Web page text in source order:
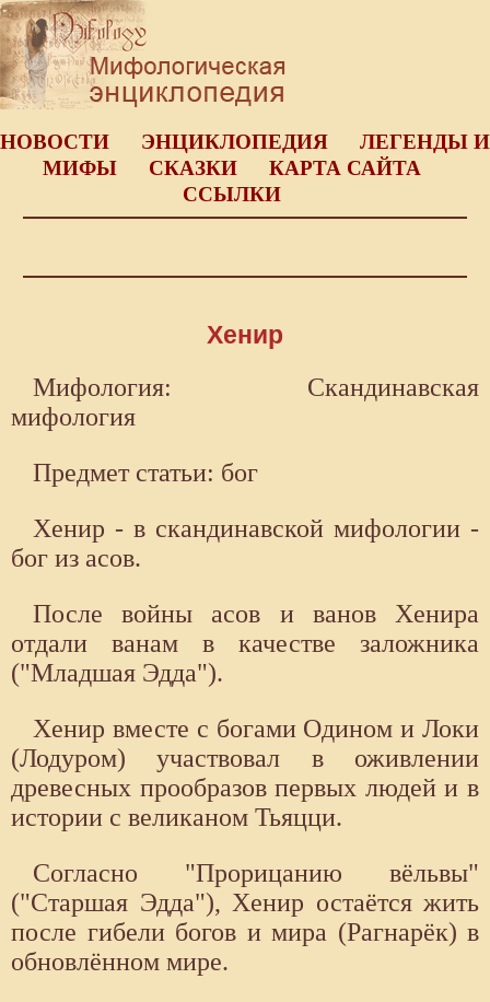
НОВОСТИ ЭНЦИКЛОПЕДИЯ
ЛЕГЕНДЫ И
МИФЫ
СКАЗКИ
КАРТА САЙТА
ССЫЛКИ
Хенир
Мифология: Скандинавская
мифология
Предмет статьи: бог
Хенир - в скандинавской мифологии -
бог из асов.
После войны асов и ванов Хенира
отдали ванам в качестве заложника
("Младшая Эдда").
Xенир вместе с богами Одином и Локи
(Лодуром) участвовал в оживлении
древесных прообразов первых людей и в
истории с великаном Тьяцци.
Согласно "Прорицанию вёльвы"
("Старшая Эдда"), Xенир остаётся жить
после гибели богов и мира (Рагнарёк) в
обновлённом мире.